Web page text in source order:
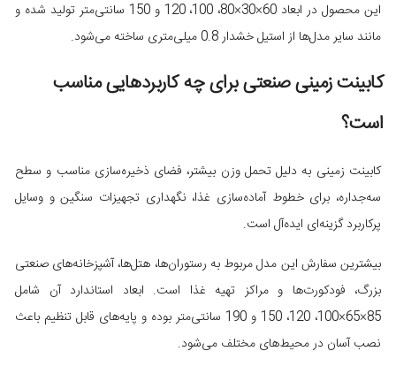
این محصول در ابعاد 60×30×80، 100، 120 و 150 سانتی‌متر تولید شده و
مانند سایر مدل‌ها از استیل خشدار 0.8 میلی‌متری ساخته می‌شود.
کابینت زمینی صنعتی برای چه کاربردهایی مناسب
است؟
کابینت زمینی به دلیل تحمل وزن بیشتر، فضای ذخیره‌سازی مناسب و سطح
سه‌جداره، برای خطوط آماده‌سازی غذا، نگهداری تجهیزات سنگین و وسایل
پرکاربرد گزینه‌ای ایده‌آل است.
بیشترین سفارش این مدل مربوط به رستوران‌ها، هتل‌ها، آشپزخانه‌های صنعتی
بزرگ، فودکورت‌ها و مراکز تهیه غذا است. ابعاد استاندارد آن شامل
85×65×100، 120، 150 و 190 سانتی‌متر بوده و پایه‌های قابل تنظیم باعث
نصب آسان در محیط‌های مختلف می‌شود.